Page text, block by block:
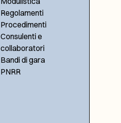
Regolamenti
Procedimenti
Consulenti e
collaboratori
Bandi di gara
PNRR